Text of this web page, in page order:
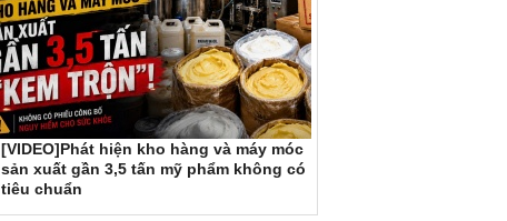
[VIDEO]Phát hiện kho hàng và máy móc
sản xuất gần 3,5 tấn mỹ phẩm không có
tiêu chuẩn